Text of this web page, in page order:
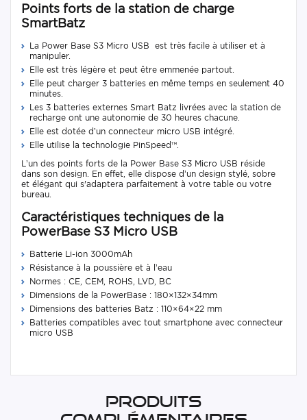
Points forts de la station de charge
SmartBatz
La Power Base S3 Micro USB est très facile à utiliser et à
manipuler.
Elle est très légère et peut être emmenée partout.
Elle peut charger 3 batteries en même temps en seulement 40
minutes.
Les 3 batteries externes Smart Batz livrées avec la station de
recharge ont une autonomie de 30 heures chacune.
Elle est dotée d’un connecteur micro USB intégré.
Elle utilise la technologie PinSpeed™.
L’un des points forts de la Power Base S3 Micro USB réside
dans son design. En effet, elle dispose d’un design stylé, sobre
et élégant qui s'adaptera parfaitement à votre table ou votre
bureau.
Caractéristiques techniques de la
PowerBase S3 Micro USB
Batterie Li-ion 3000mAh
Résistance à la poussière et à l’eau
Normes : CE, CEM, ROHS, LVD, BC
Dimensions de la PowerBase : 180×132×34mm
Dimensions des batteries Batz : 110×64×22 mm
Batteries compatibles avec tout smartphone avec connecteur
micro USB
Produits